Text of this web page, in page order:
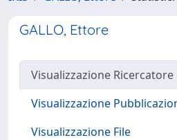
GALLO, Ettore
Visualizzazione Ricercatore
Visualizzazione
Visualizzazione File